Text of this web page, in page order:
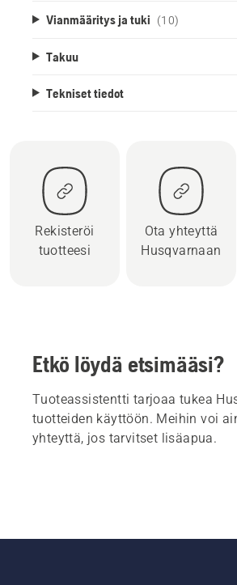
Vianmääritys ja tuki (10)
Takuu
Tekniset tiedot
Rekisteröi
tuotteesi
Ota yhteyttä
Husqvarnaan
Etkö löydä etsimääsi?
Tuoteassistentti tarjoaa tukea
tuotteiden käyttöön. Meihin voi
yhteyttä, jos tarvitset lisäapua.